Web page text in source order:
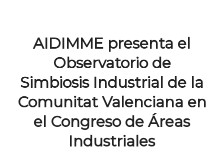
AIDIMME presenta el
Observatorio de
Simbiosis Industrial de la
Comunitat Valenciana en
el Congreso de Áreas
Industriales